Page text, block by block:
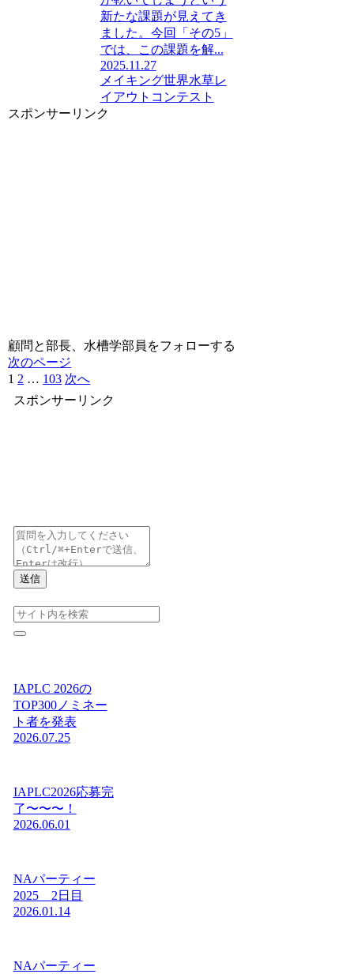
新たな課題が見えてき
ました。今回「その5」
では、この課題を解...
2025.11.27
メイキング世界水草レ
イアウトコンテスト
スポンサーリンク
顧問と部長、水槽学部員をフォローする
次のページ
1 2 … 103 次へ
スポンサーリンク
送信
IAPLC 2026の
TOP300ノミネー
ト者を発表
2026.07.25
IAPLC2026応募完
了〜〜〜！
2026.06.01
NAパーティー
2025 2日目
2026.01.14
NAパーティー